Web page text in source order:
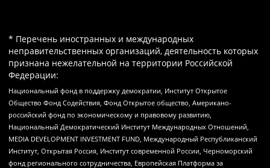
* Перечень иностранных и международных
неправительственных организаций, деятельность которых
признана нежелательной на территории Российской
Федерации:
Национальный фонд в поддержку демократии, Институт Открытое
Общество Фонд Содействия, Фонд Открытое общество, Американо-
российский фонд по экономическому и правовому развитию,
Национальный Демократический Институт Международных Отношений,
MEDIA DEVELOPMENT INVESTMENT FUND, Международный Республиканский
Институт, Открытая Россия, Институт современной России, Черноморский
фонд регионального сотрудничества, Европейская Платформа за